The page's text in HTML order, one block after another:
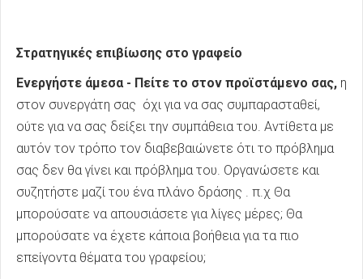
Στρατηγικές επιβίωσης στο γραφείο
Ενεργήστε άμεσα - Πείτε το στον προϊστάμενο σας, η
στον συνεργάτη σας όχι για να σας συμπαρασταθεί,
ούτε για να σας δείξει την συμπάθεια του. Αντίθετα με
αυτόν τον τρόπο τον διαβεβαιώνετε ότι το πρόβλημα
σας δεν θα γίνει και πρόβλημα του. Οργανώσετε και
συζητήστε μαζί του ένα πλάνο δράσης . π.χ Θα
μπορούσατε να απουσιάσετε για λίγες μέρες; Θα
μπορούσατε να έχετε κάποια βοήθεια για τα πιο
επείγοντα θέματα του γραφείου;